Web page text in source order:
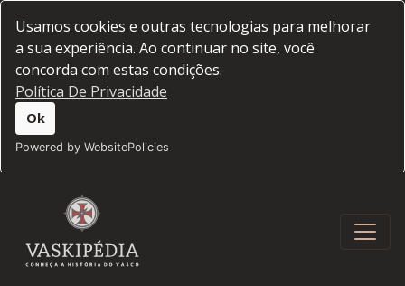
Usamos cookies e outras tecnologias para melhorar
a sua experiência. Ao continuar no site, você
concorda com estas condições.
Política De Privacidade
Ok
Powered by WebsitePolicies